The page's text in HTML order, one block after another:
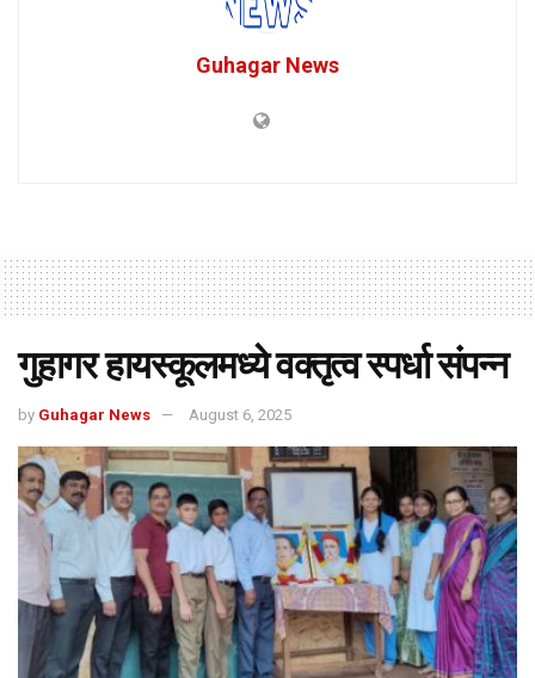
Guhagar News
गुहागर हायस्कूलमध्ये वक्तृत्व स्पर्धा संपन्न
by Guhagar News August 6, 2025